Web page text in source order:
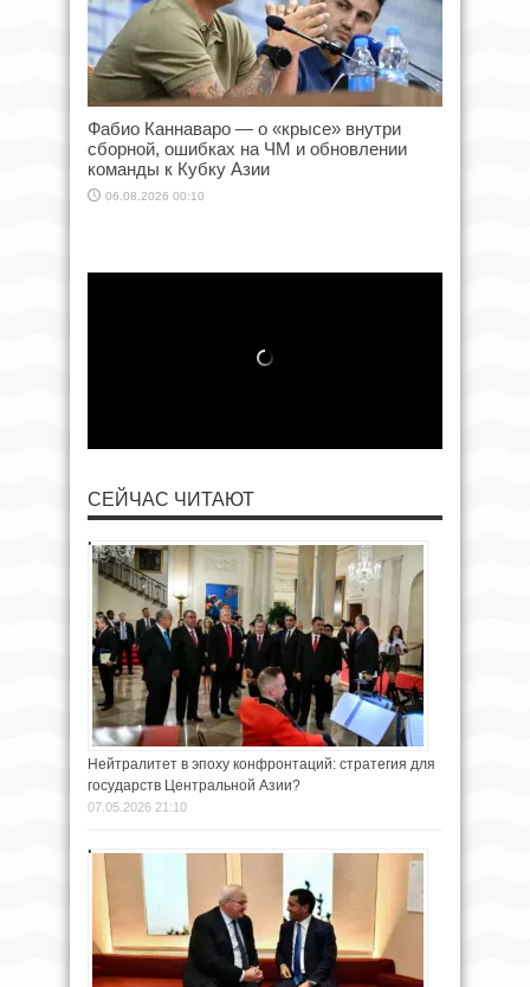
Фабио Каннаваро — о «крысе» внутри
сборной, ошибках на ЧМ и обновлении
команды к Кубку Азии
06.08.2026 00:10
СЕЙЧАС ЧИТАЮТ
Нейтралитет в эпоху конфронтаций: стратегия для
государств Центральной Азии?
07.05.2026 21:10